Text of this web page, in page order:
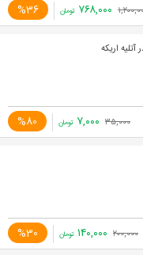
%36 ۷۶۸,۰۰۰ تومان
اریکه
%80 ۳۵,۰۰۰ ۷,۰۰۰ تومان
%30 ۲۰۰,۰۰۰ ۱۴۰,۰۰۰ تومان